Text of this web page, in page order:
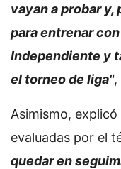
vayan a probar y,
para entrenar
Independiente y
el torneo de liga",
Asimismo,
evaluadas por el
quedar en